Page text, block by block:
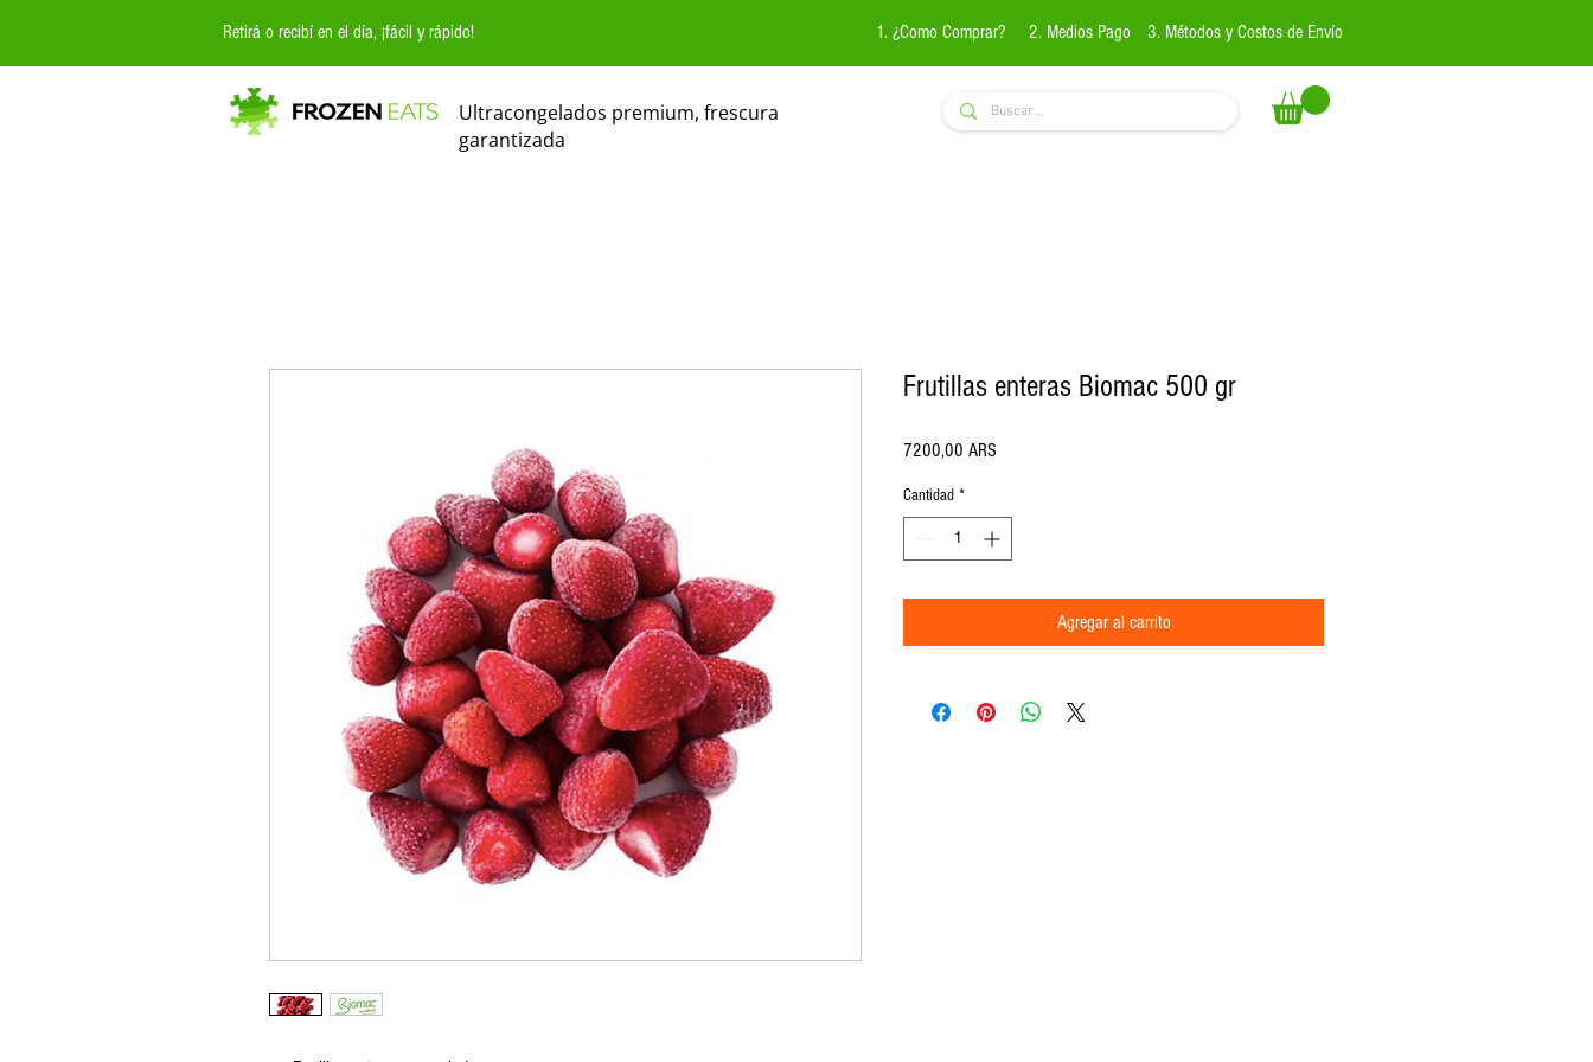
Retirá o recibí en el día, ¡fácil y rápido! 1. ¿Como Comprar? 2. Medios Pago 3. Métodos y Costos de Envío
Ultracongelados premium, frescura
garantizada
Frutillas enteras Biomac 500 gr
7200,00 ARS
Cantidad *
Agregar al carrito